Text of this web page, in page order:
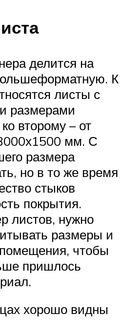
делится на
К
листы с
размерами
второму – от
мм. С
размера
но в то же время
стыков
покрытия.
листов, нужно
размеры и
чтобы
пришлось
хорошо видны